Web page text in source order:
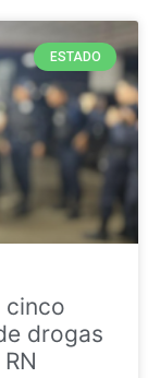
ESTADO
cinco
drogas